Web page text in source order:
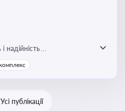
надійність
та вплив на економічну
Усі публікації